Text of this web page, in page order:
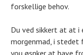
forskellige behov.
Du ved sikkert at at
morgenmad, i
you øsnker at have